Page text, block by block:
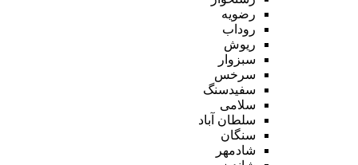
رضویه
روداب
ریوش
سبزوار
سرخس
سفیدسنگ
سلامی
سلطان آباد
سنگان
شادمهر